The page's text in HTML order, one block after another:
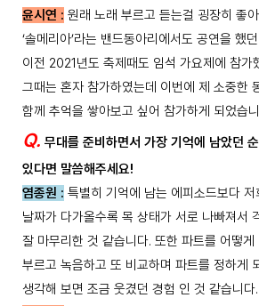
윤시연 : 원래 노래 부르고 듣는걸 굉장히 좋
‘솔메리아’라는 밴드동아리에서도 공연을 했
이전 2021년도 축제때도 임석 가요제에 참가
그때는 혼자 참가하였는데 이번에 제 소중한
함께 추억을 쌓아보고 싶어 참가하게 되었습
Q. 무대를 준비하면서 가장 기억에 남았던
있다면 말씀해주세요!
염종원 : 특별히 기억에 남는 에피소드보다 저
날짜가 다가올수록 목 상태가 서로 나빠져서
잘 마무리한 것 같습니다. 또한 파트를 어떻게
부르고 녹음하고 또 비교하며 파트를 정하게
생각해 보면 조금 웃겼던 경험 인 것 같습니다.